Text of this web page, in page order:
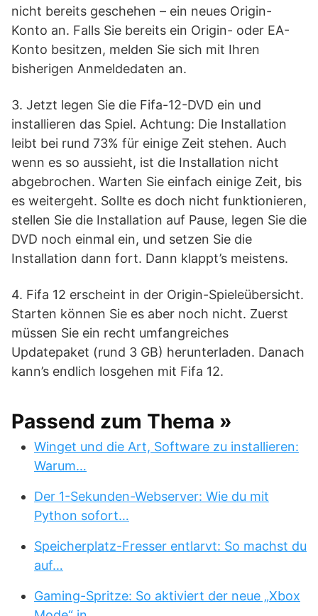
nicht bereits geschehen – ein neues Origin-
Konto an. Falls Sie bereits ein Origin- oder EA-
Konto besitzen, melden Sie sich mit Ihren
bisherigen Anmeldedaten an.
3. Jetzt legen Sie die Fifa-12-DVD ein und
installieren das Spiel. Achtung: Die Installation
leibt bei rund 73% für einige Zeit stehen. Auch
wenn es so aussieht, ist die Installation nicht
abgebrochen. Warten Sie einfach einige Zeit, bis
es weitergeht. Sollte es doch nicht funktionieren,
stellen Sie die Installation auf Pause, legen Sie die
DVD noch einmal ein, und setzen Sie die
Installation dann fort. Dann klappt’s meistens.
4. Fifa 12 erscheint in der Origin-Spieleübersicht.
Starten können Sie es aber noch nicht. Zuerst
müssen Sie ein recht umfangreiches
Updatepaket (rund 3 GB) herunterladen. Danach
kann’s endlich losgehen mit Fifa 12.
Passend zum Thema »
Winget und die Art, Software zu installieren:
Warum…
Der 1-Sekunden-Webserver: Wie du mit
Python sofort…
Speicherplatz-Fresser entlarvt: So machst du
auf…
Gaming-Spritze: So aktiviert der neue „Xbox